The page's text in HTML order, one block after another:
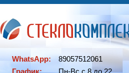
WhatsApp:
89057512061
График:
Пн-Вс с 8 до 22